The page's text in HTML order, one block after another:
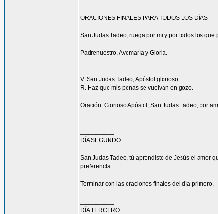
ORACIONES FINALES PARA TODOS LOS DÍAS
San Judas Tadeo, ruega por mí y por todos los que
Padrenuestro, Avemaría y Gloria.
V. San Judas Tadeo, Apóstol glorioso.
R. Haz que mis penas se vuelvan en gozo.
Oración. Glorioso Apóstol, San Judas Tadeo, por
DÍA SEGUNDO
San Judas Tadeo, tú aprendiste de Jesús el amor
preferencia.
Terminar con las oraciones finales del día primero.
DÍA TERCERO